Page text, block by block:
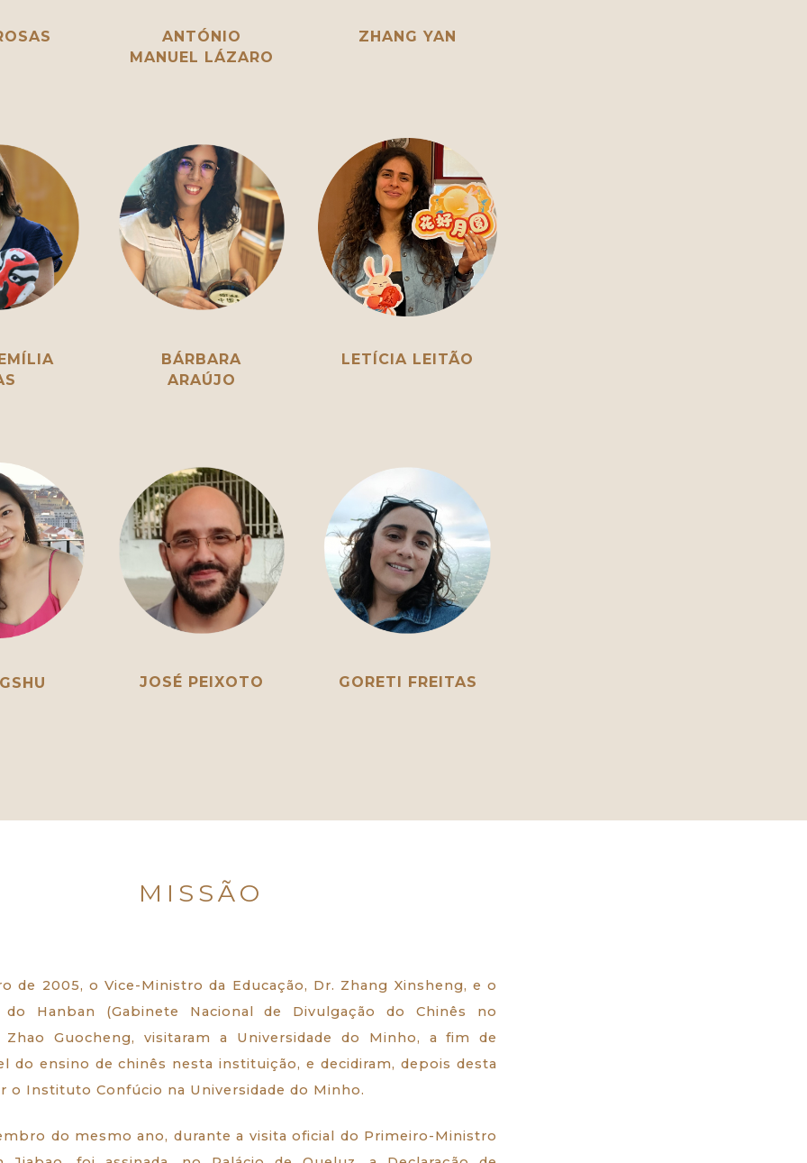
ANTÓNIO
MANUEL LÁZARO
ZHANG YAN
BÁRBARA
ARAÚJO
LETÍCIA LEITÃO
JOSÉ PEIXOTO GORETI FREITAS
MISSÃO
de 2005, o Vice-Ministro da Educação, Dr. Zhang Xinsheng, e o
do Hanban (Gabinete Nacional de Divulgação do Chinês no
Zhao Guocheng, visitaram a Universidade do Minho, a fim de
do ensino de chinês nesta instituição, e decidiram, depois desta
o Instituto Confúcio na Universidade do Minho.
do mesmo ano, durante a visita oficial do Primeiro-Ministro